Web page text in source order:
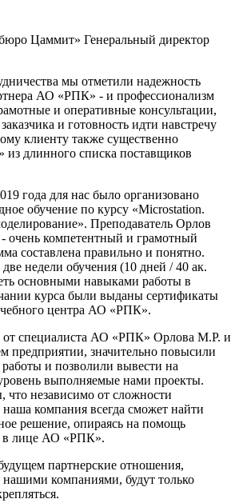
Цаммит» Генеральный директор
мы отметили надежность
АО «РПК» - и профессионализм
и оперативные консультации,
и готовность идти навстречу
клиенту также существенно
длинного списка поставщиков
года для нас было организовано
обучение по курсу «Microstation.
Преподаватель Орлов
очень компетентный и грамотный
составлена правильно и понятно.
недели обучения (10 дней / 40 ак.
основными навыками работы в
курса были выданы сертификаты
центра АО «РПК».
от специалиста АО «РПК» Орлова М.Р. и
предприятии, значительно повысили
работы и позволили вывести на
выполняемые нами проекты.
независимо от сложности
наша компания всегда сможет найти
решение, опираясь на помощь
в лице АО «РПК».
партнерские отношения,
компаниями, будут только